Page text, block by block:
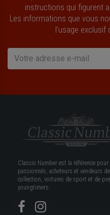
instructions qui figurent
Les informations que vous
l’usage exclusif
Classic Number est la référence
passionnés, acheteurs et vendeurs
collection, voitures de sport et de
youngtimers.